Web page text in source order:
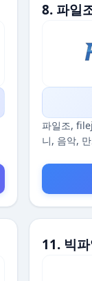
8. 파일
파일조,
니, 음악,
11. 빅